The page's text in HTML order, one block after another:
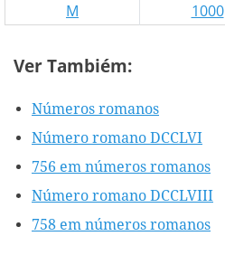
M
1000
Ver Tambiém:
Números romanos
Número romano DCCLVI
756 em números romanos
Número romano DCCLVIII
758 em números romanos